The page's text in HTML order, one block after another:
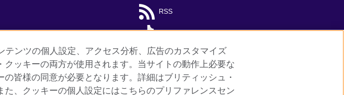
RSS
TikTok
）について よくあるご質問 サイトマップ
ンツの個人設定、アクセス分析、広告のカスタマイズ
ッキーの両方が使用されます。当サイトの動作上必要な
皆様の同意が必要となります。詳細はブリティッシュ・
、クッキーの個人設定にはこちらのプリファレンスセン